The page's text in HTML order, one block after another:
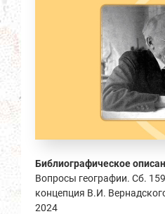
Библиографическое
Вопросы географии. Сб.
концепция В.И.
2024